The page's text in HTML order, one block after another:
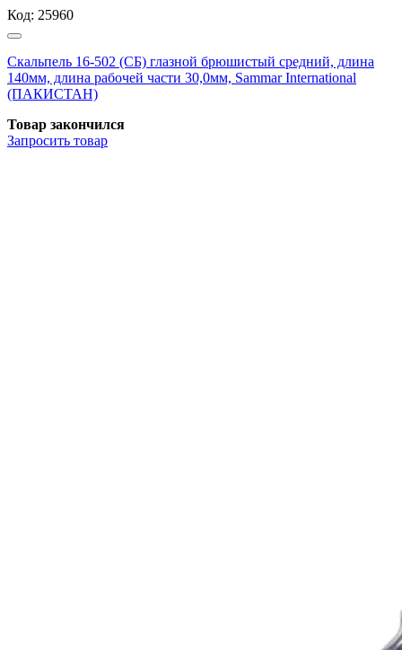
Код: 25960
Скальпель 16-502 (СБ) глазной брюшистый средний, длина
140мм, длина рабочей части 30,0мм, Sammar International
(ПАКИСТАН)
Товар закончился
Запросить товар